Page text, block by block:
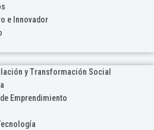
e Innovador
y Transformación Social
Emprendimiento